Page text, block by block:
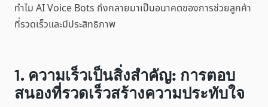
ทำไม AI Voice Bots ถึงกลายมาเป็นอนาคตของการช่วยลูกค้า
ที่รวดเร็วและมีประสิทธิภาพ
1. ความเร็วเป็นสิ่งสำคัญ: การตอบ
สนองที่รวดเร็วสร้างความประทับใจ